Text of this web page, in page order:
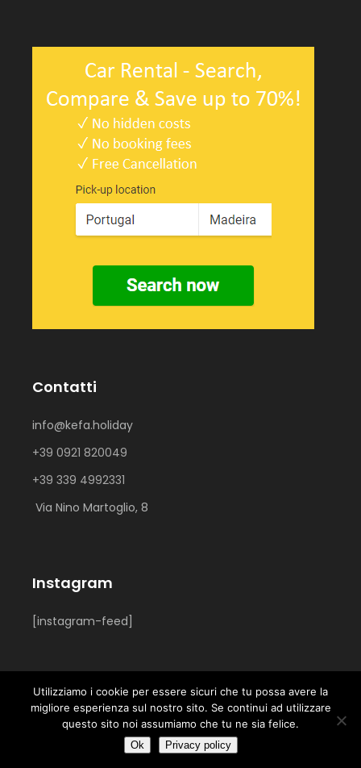
Contatti
info@kefa.holiday
+39 0921 820049
+39 339 4992331
Via Nino Martoglio, 8
Instagram
[instagram-feed]
Kefa.Holiday© tutti i diritti riservati |P.IVA:06604640828.
Powered bywebvox.it
Utilizziamo i cookie per essere sicuri che tu possa avere la
migliore esperienza sul nostro sito. Se continui ad utilizzare
questo sito noi assumiamo che tu ne sia felice.
Ok Privacy policy